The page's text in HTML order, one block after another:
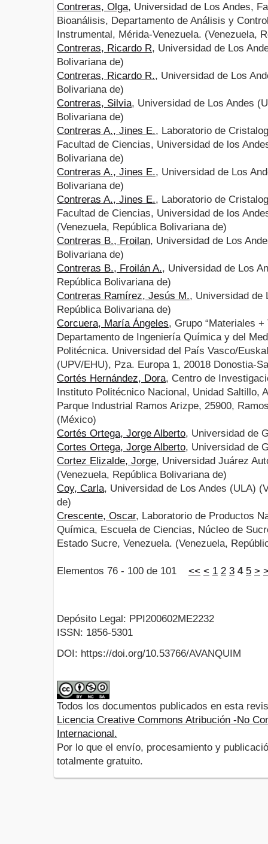
Contreras, Olga, Universidad de Los Andes,
Bioanálisis, Departamento de Análisis y
Instrumental, Mérida-Venezuela. (Venezuela,
Contreras, Ricardo R, Universidad de Los
Bolivariana de)
Contreras, Ricardo R., Universidad de Los
Bolivariana de)
Contreras, Silvia, Universidad de Los Andes
Bolivariana de)
Contreras A., Jines E., Laboratorio de
Facultad de Ciencias, Universidad de los
Bolivariana de)
Contreras A., Jines E., Universidad de Los
Bolivariana de)
Contreras A., Jines E., Laboratorio de
Facultad de Ciencias, Universidad de los
(Venezuela, República Bolivariana de)
Contreras B., Froilan, Universidad de Los
Bolivariana de)
Contreras B., Froilán A., Universidad de Los
República Bolivariana de)
Contreras Ramírez, Jesús M., Universidad de
República Bolivariana de)
Corcuera, María Ángeles, Grupo “Materiales
Departamento de Ingeniería Química y del
Politécnica. Universidad del País Vasco/
(UPV/EHU), Pza. Europa 1, 20018 Donostia-
Cortés Hernández, Dora, Centro de
Instituto Politécnico Nacional, Unidad Saltillo,
Parque Industrial Ramos Arizpe, 25900,
(México)
Cortés Ortega, Jorge Alberto, Universidad de
Cortes Ortega, Jorge Alberto, Universidad de
Cortez Elizalde, Jorge, Universidad Juárez
(Venezuela, República Bolivariana de)
Coy, Carla, Universidad de Los Andes (ULA)
de)
Crescente, Oscar, Laboratorio de Productos
Química, Escuela de Ciencias, Núcleo de
Estado Sucre, Venezuela. (Venezuela,
Elementos 76 - 100 de 101 << < 1 2 3 4 5 >
Depósito Legal: PPI200602ME2232
ISSN: 1856-5301
DOI: https://doi.org/10.53766/AVANQUIM
Todos los documentos publicados en esta
Licencia Creative Commons Atribución -No
Internacional.
Por lo que el envío, procesamiento y
totalmente gratuito.